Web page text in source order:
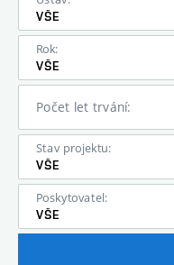
VŠE
Rok:
VŠE
Počet let trvání:
Stav projektu:
VŠE
Poskytovatel:
VŠE